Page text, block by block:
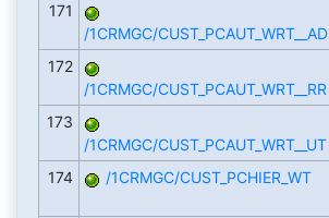
171
/1CRMGC/CUST_PCAUT_WRT__AD
172
/1CRMGC/CUST_PCAUT_WRT__RR
173
/1CRMGC/CUST_PCAUT_WRT__UT
174
/1CRMGC/CUST_PCHIER_WT